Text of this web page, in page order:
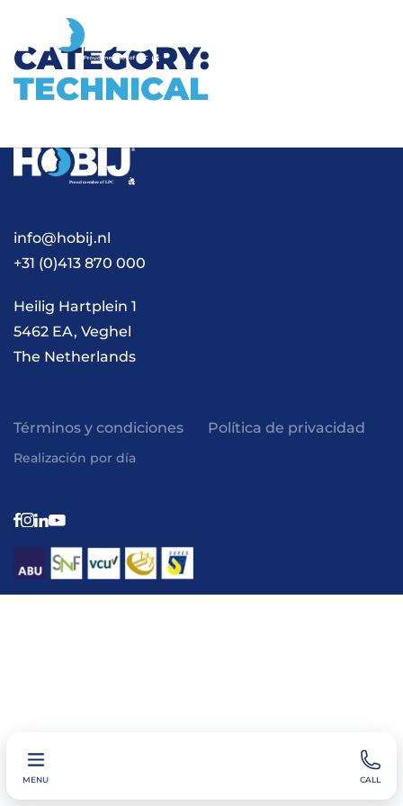
MENU CALL
CATEGORY:
TECHNICAL
info@hobij.nl
+31 (0)413 870 000
Heilig Hartplein 1
5462 EA, Veghel
The Netherlands
Términos y condiciones Política de privacidad
Realización por día